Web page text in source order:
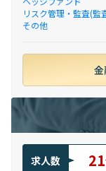
リスク管理・監査(監
その他
求人数 21